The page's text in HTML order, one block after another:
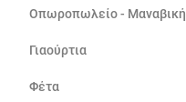
Οπωροπωλείο - Μαναβική
Γιαούρτια
Φέτα